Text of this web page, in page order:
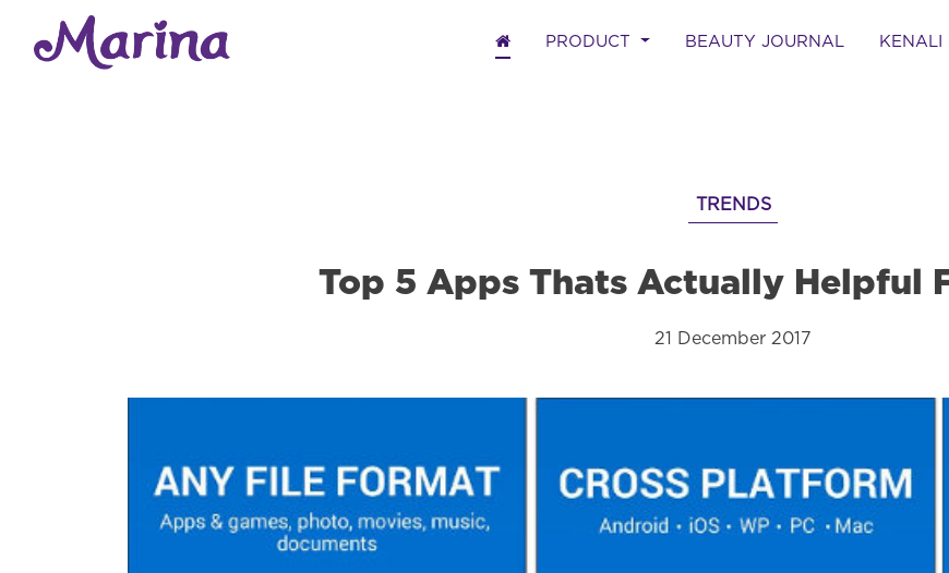
(CURRENT)
PRODUCT BEAUTY JOURNAL KENALI
TRENDS
Top 5 Apps Thats Actually Helpful
21 December 2017